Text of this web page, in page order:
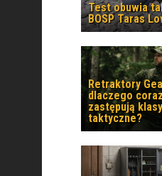
Test obuwia
BOSP Taras
Retraktory
dlaczego
zastępują
taktyczne?